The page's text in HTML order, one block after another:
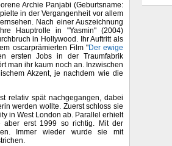
Archie Panjabi (Geburtsname:
in der Vergangenheit vor allem
Nach einer Auszeichnung
Hauptrolle in "Yasmin" (2004)
in Hollywood. Ihr Auftritt als
oscarprämierten Film "Der ewige
ersten Jobs in der Traumfabrik
man ihr kaum noch an. Inzwischen
Akzent, je nachdem wie die
relativ spät nachgegangen, dabei
werden wollte. Zuerst schloss sie
in West London ab. Parallel erhielt
aber erst 1999 so richtig. Mit der
Immer wieder wurde sie mit